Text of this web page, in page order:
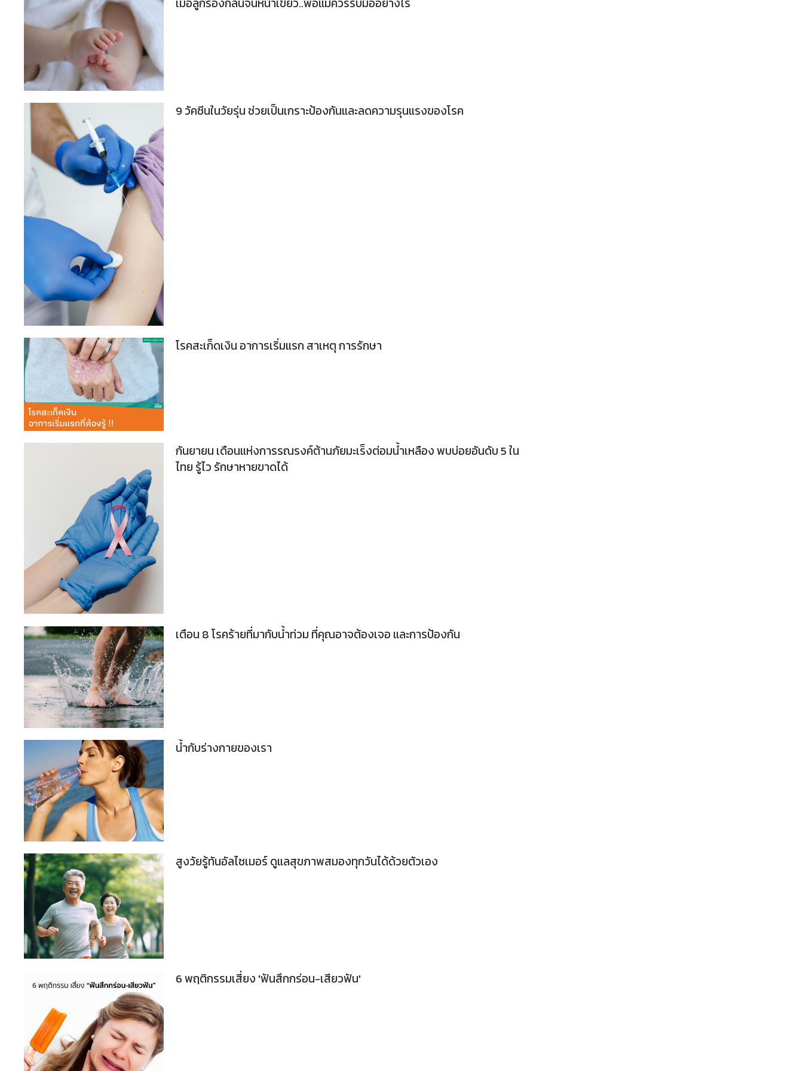
9 วัคซีนในวัยรุ่น ช่วยเป็นเกราะป้องกันและลดความรุนแรงของโรค
โรคสะเก็ดเงิน อาการเริ่มแรก สาเหตุ การรักษา
กันยายน เดือนแห่งการรณรงค์ต้านภัยมะเร็งต่อมน้ำเหลือง พบบ่อยอันดับ 5 ใน
ไทย รู้ไว รักษาหายขาดได้
เตือน 8 โรคร้ายที่มากับน้ำท่วม ที่คุณอาจต้องเจอ และการป้องกัน
น้ำกับร่างกายของเรา
สูงวัยรู้ทันอัลไซเมอร์ ดูแลสุขภาพสมองทุกวันได้ด้วยตัวเอง
6 พฤติกรรมเสี่ยง 'ฟันสึกกร่อน-เสียวฟัน'